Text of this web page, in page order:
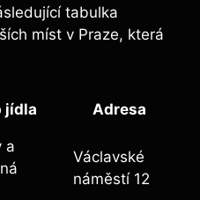
tabulka
míst v Praze, která
jídla Adresa
a
Václavské
náměstí ‌12